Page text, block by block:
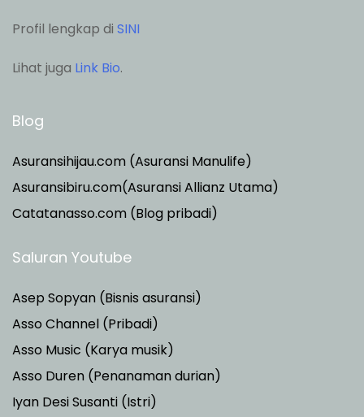
Profil lengkap di SINI
Lihat juga Link Bio.
Blog
Asuransihijau.com (Asuransi Manulife)
Asuransibiru.com(Asuransi Allianz Utama)
Catatanasso.com (Blog pribadi)
Saluran Youtube
Asep Sopyan (Bisnis asuransi)
Asso Channel (Pribadi)
Asso Music (Karya musik)
Asso Duren (Penanaman durian)
Iyan Desi Susanti (Istri)